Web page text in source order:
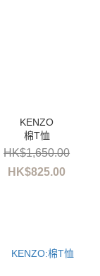
棉T恤
HK$825.00
HK$1,650.00